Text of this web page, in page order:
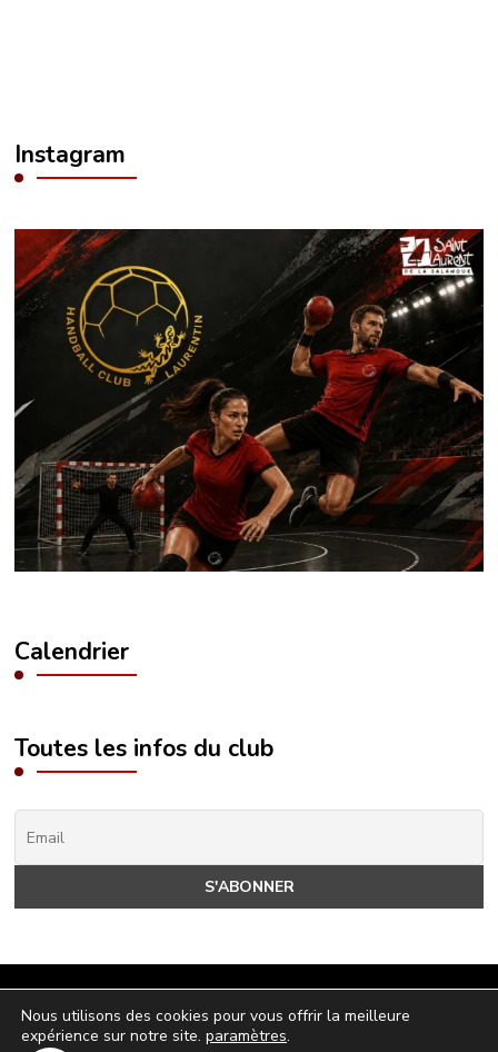
Instagram
Calendrier
Toutes les infos du club
Nous utilisons des cookies pour vous offrir la meilleure
expérience sur notre site. paramètres.